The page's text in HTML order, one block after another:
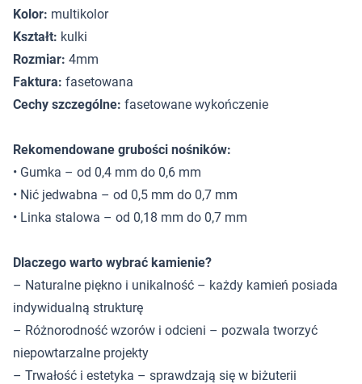
Kolor: multikolor
Kształt: kulki
Rozmiar: 4mm
Faktura: fasetowana
Cechy szczególne: fasetowane wykończenie
Rekomendowane grubości nośników:
• Gumka – od 0,4 mm do 0,6 mm
• Nić jedwabna – od 0,5 mm do 0,7 mm
• Linka stalowa – od 0,18 mm do 0,7 mm
Dlaczego warto wybrać kamienie?
– Naturalne piękno i unikalność – każdy kamień posiada
indywidualną strukturę
– Różnorodność wzorów i odcieni – pozwala tworzyć
niepowtarzalne projekty
– Trwałość i estetyka – sprawdzają się w biżuterii